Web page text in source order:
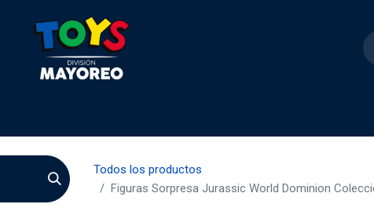
Todos los productos
Figuras Sorpresa Jurassic World Dominion